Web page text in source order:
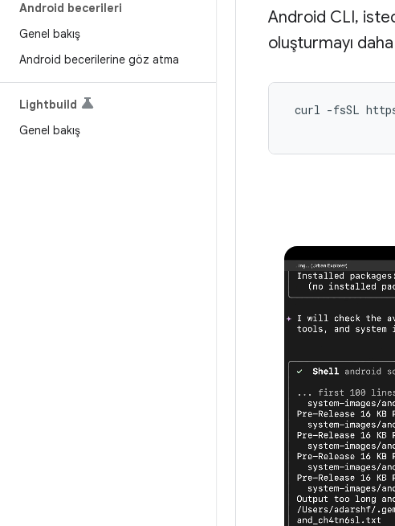
Android becerileri
Genel bakış
Android becerilerine göz atma
Lightbuild
Genel bakış
Android CLI,
oluşturmayı
curl -fsSL